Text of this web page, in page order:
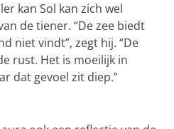
kan Sol kan zich wel
de tiener. “De zee biedt
niet vindt”, zegt hij. “De
rust. Het is moeilijk in
dat gevoel zit diep.”